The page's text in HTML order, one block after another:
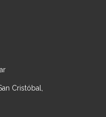
Cristóbal,